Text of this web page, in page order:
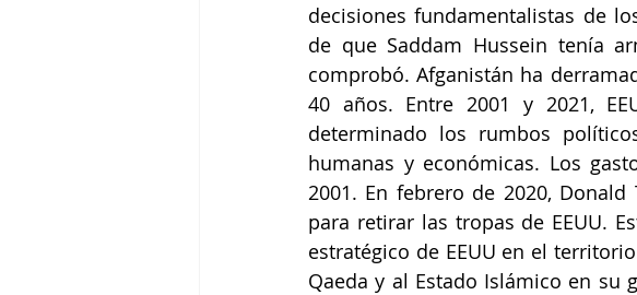
decisiones fundamentalistas de
de que Saddam Hussein tenía
comprobó. Afganistán ha
40 años. Entre 2001 y 2021,
determinado los rumbos
humanas y económicas. Los
2001. En febrero de 2020,
para retirar las tropas de EEUU.
estratégico de EEUU en el
Qaeda y al Estado Islámico en su